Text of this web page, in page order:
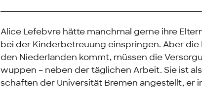
Alice Lefebvre hätte manchmal gerne ihre
bei der Kinderbetreuung einspringen. Aber die
den Niederlanden kommt, müssen die
wuppen – neben der täglichen Arbeit. Sie ist
schaften der Universität Bremen angestellt, er